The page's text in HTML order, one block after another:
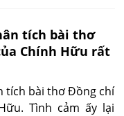
tích bài thơ
Chính Hữu rất
tích bài thơ Đồng chí
Tình cảm ấy lại